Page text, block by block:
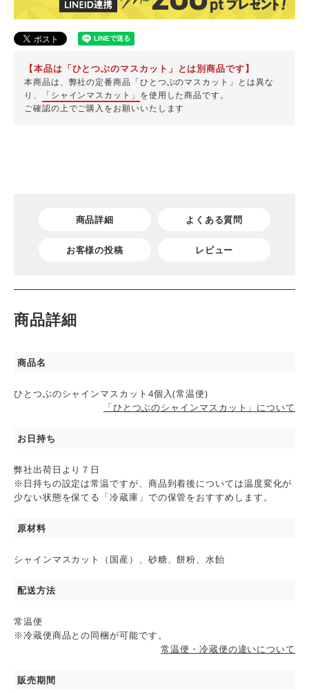
【本品は「ひとつぶのマスカット」とは別商品です】
本商品は、弊社の定番商品「ひとつぶのマスカット」とは異な
り、
「シャインマスカット」 を使用した商品です。
ご確認の上でご購入をお願いいたします
商品詳細 よくある質問
お客様の投稿 レビュー
商品詳細
商品名
ひとつぶのシャインマスカット4個入(常温便)
「ひとつぶのシャインマスカット」について
お日持ち
弊社出荷日より７日
※日持ちの設定は常温ですが、商品到着後については温度変化が
少ない状態を保てる「冷蔵庫」での保管をおすすめします。
原材料
シャインマスカット（国産）、砂糖、餅粉、水飴
配送方法
常温便
※冷蔵便商品との同梱が可能です。
常温便・冷蔵便の違いについて
販売期間